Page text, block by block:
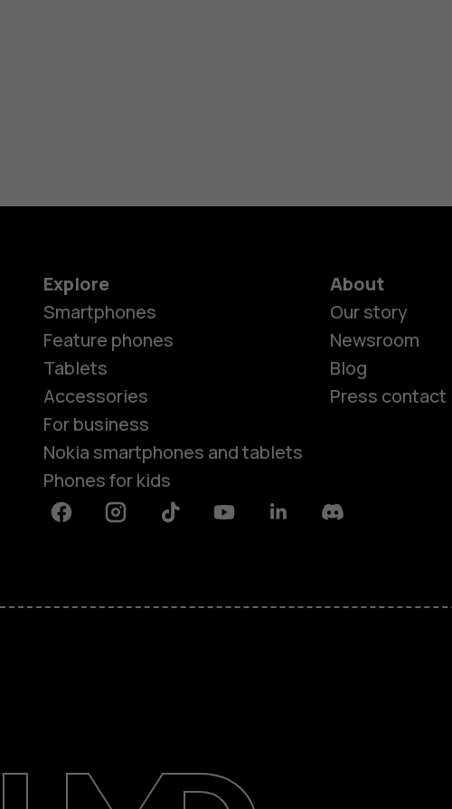
Support
Explore
Smartphones
Feature phones
Tablets
Accessories
For business
Nokia smartphones and tablets
Phones for kids
About
Our story
Newsroom
Blog
Press contact
FacebookInstagramTiktok YoutubeLinkedinDiscord